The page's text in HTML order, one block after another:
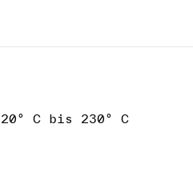
C bis 230° C